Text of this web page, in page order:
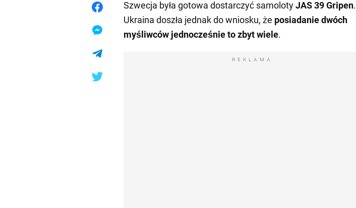
Szwecja była gotowa dostarczyć samolotyJAS 39 Gripen.
Ukraina doszła jednak do wniosku, że posiadanie dwóch
myśliwców jednocześnie to zbyt wiele.
REKLAMA